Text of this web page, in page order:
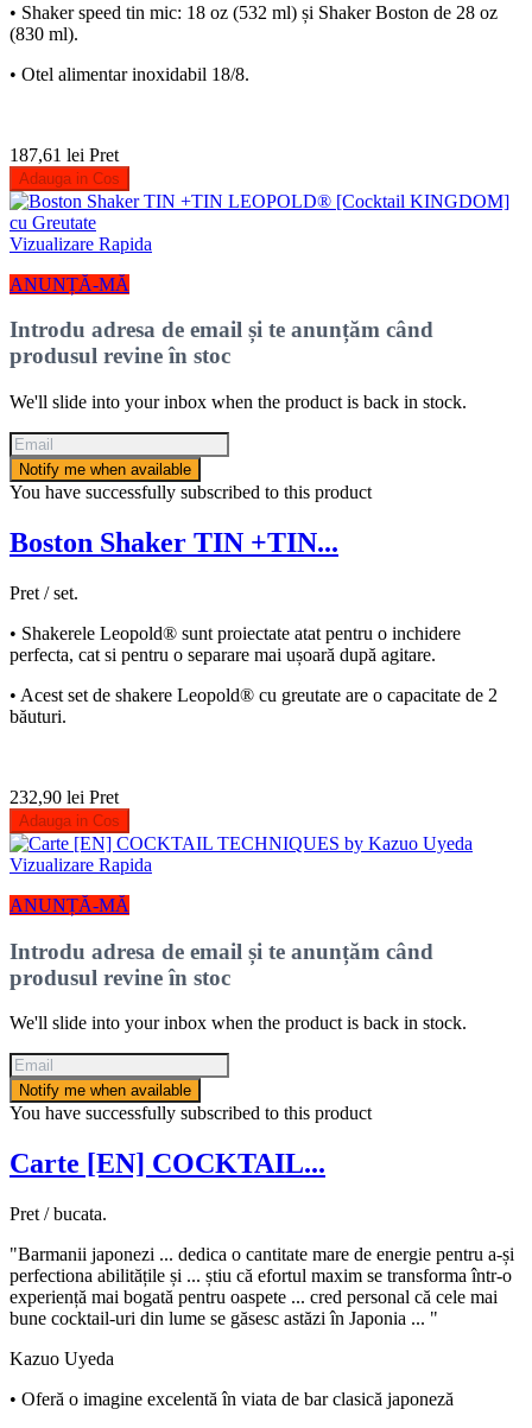
• Shaker speed tin mic: 18 oz (532 ml) și Shaker Boston de 28 oz
(830 ml).
• Otel alimentar inoxidabil 18/8.
187,61 lei Pret
Adauga in Cos
Vizualizare Rapida
ANUNȚĂ-MĂ
Introdu adresa de email și te anunțăm când
produsul revine în stoc
We'll slide into your inbox when the product is back in stock.
Notify me when available
You have successfully subscribed to this product
Boston Shaker TIN +TIN...
Pret / set.
• Shakerele Leopold® sunt proiectate atat pentru o inchidere
perfecta, cat si pentru o separare mai ușoară după agitare.
• Acest set de shakere Leopold® cu greutate are o capacitate de 2
băuturi.
232,90 lei Pret
Adauga in Cos
Vizualizare Rapida
ANUNȚĂ-MĂ
Introdu adresa de email și te anunțăm când
produsul revine în stoc
We'll slide into your inbox when the product is back in stock.
Notify me when available
You have successfully subscribed to this product
Carte [EN] COCKTAIL...
Pret / bucata.
"Barmanii japonezi ... dedica o cantitate mare de energie pentru a-și
perfectiona abilitățile și ... știu că efortul maxim se transforma într-o
experiență mai bogată pentru oaspete ... cred personal că cele mai
bune cocktail-uri din lume se găsesc astăzi în Japonia ... "
Kazuo Uyeda
• Oferă o imagine excelentă în viata de bar clasică japoneză